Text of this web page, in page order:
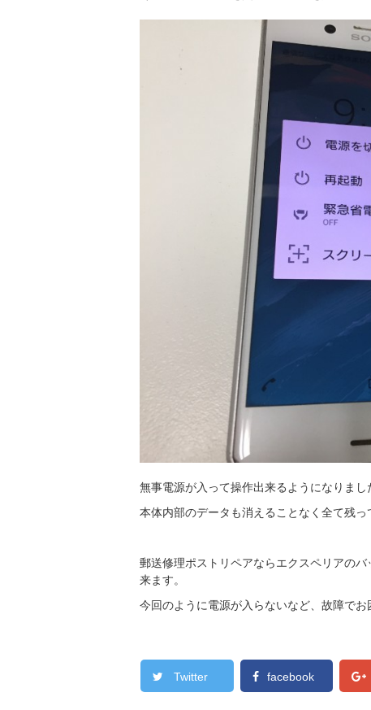
無事電源が入って操作出来るようになりまし
本体内部のデータも消えることなく全て残っ
郵送修理ポストリペアならエクスペリアの
来ます。
今回のように電源が入らないなど、故障で
Twitter facebook